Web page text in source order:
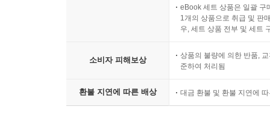
eBook 세트 상품은 일괄 구
1개의 상품으로 취급 및 판
우, 세트 상품 전부 및 세트
소비자 피해보상
상품의 불량에 의한 반품,
준하여 처리됨
환불 지연에 따른 배상 대금 환불 및 환불 지연에